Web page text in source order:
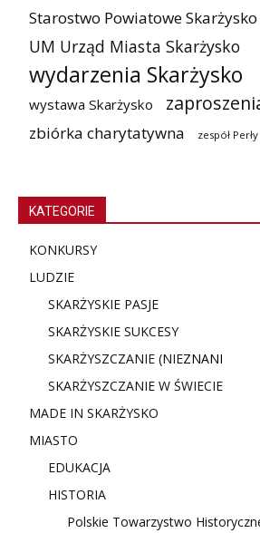
Starostwo Powiatowe Skarżysko
UM Urząd Miasta Skarżysko
wydarzenia Skarżysko
wystawa Skarżysko
zbiórka charytatywna zespół
KATEGORIE
KONKURSY
LUDZIE
SKARŻYSKIE PASJE
SKARŻYSKIE SUKCESY
SKARŻYSZCZANIE (NIEZNANI
SKARŻYSZCZANIE W ŚWIECIE
MADE IN SKARŻYSKO
MIASTO
EDUKACJA
HISTORIA
Polskie Towarzystwo